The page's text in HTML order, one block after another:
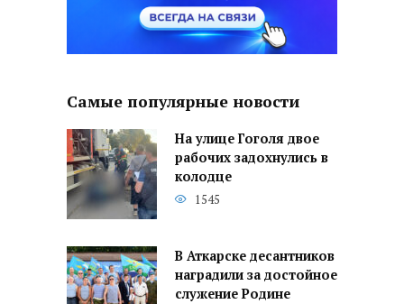
Самые популярные новости
На улице Гоголя двое
рабочих задохнулись в
колодце
1545
В Аткарске десантников
наградили за достойное
служение Родине